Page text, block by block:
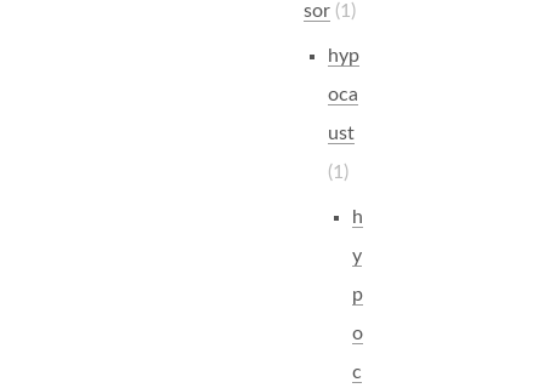
sor
1
hyp
oca
ust
1
h
y
p
o
c